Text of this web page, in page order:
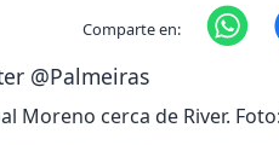
Comparte en:
Moreno cerca de River.